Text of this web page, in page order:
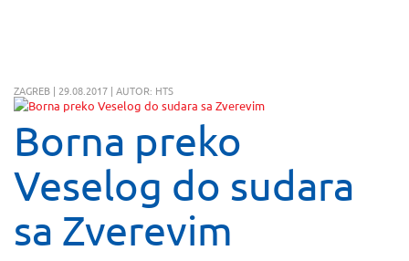
ZAGREB | 29.08.2017 | AUTOR: HTS
Borna preko
Veselog do sudara
sa Zverevim